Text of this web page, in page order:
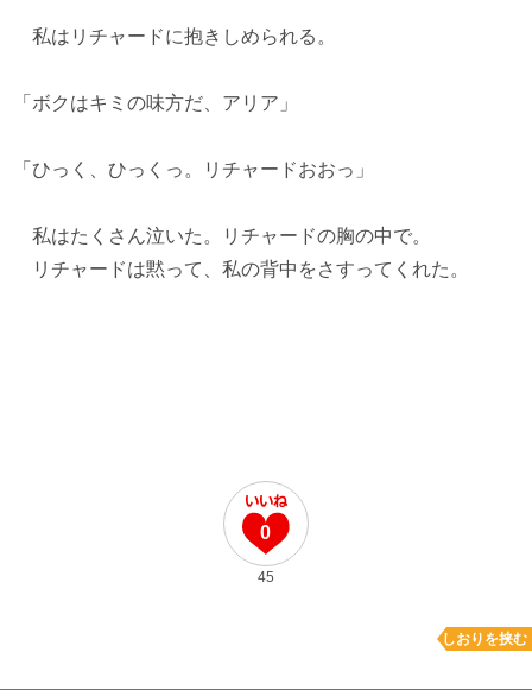
私はリチャードに抱きしめられる。
「ボクはキミの味方だ、アリア」
「ひっく、ひっくっ。リチャードおおっ」
私はたくさん泣いた。リチャードの胸の中で。
リチャードは黙って、私の背中をさすってくれた。
0
45
しおりを挟む